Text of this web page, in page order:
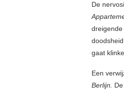
De
gaat
Een
Berlijn.